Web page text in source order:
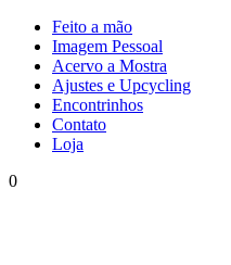
Feito a mão
Imagem Pessoal
Acervo a Mostra
Ajustes e Upcycling
Encontrinhos
Contato
Loja
0